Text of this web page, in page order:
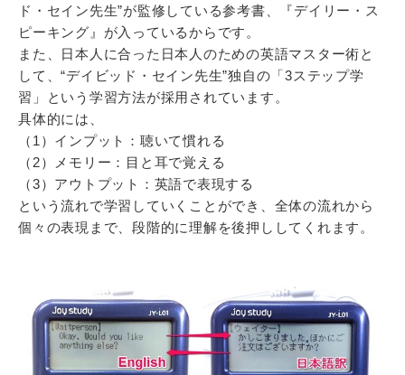
ド・セイン先生”が監修している参考書、『デイリー・ス
ピーキング』が入っているからです。
また、日本人に合った日本人のための英語マスター術と
して、“デイビッド・セイン先生”独自の「3ステップ学
習」という学習方法が採用されています。
具体的には、
（1）インプット：聴いて慣れる
（2）メモリー：目と耳で覚える
（3）アウトプット：英語で表現する
という流れで学習していくことができ、全体の流れから
個々の表現まで、段階的に理解を後押ししてくれます。